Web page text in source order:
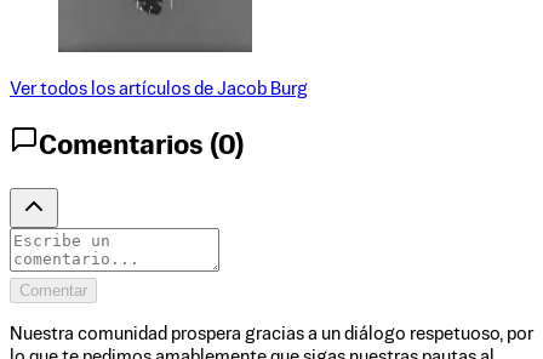
Ver todos los artículos de Jacob Burg
Comentarios (0)
Comentar
Nuestra comunidad prospera gracias a un diálogo respetuoso, por